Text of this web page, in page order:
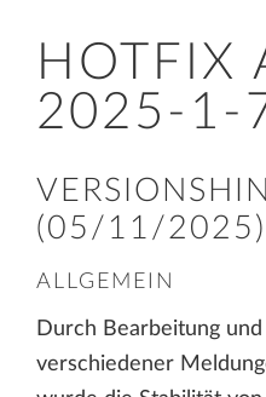
HOTFIX
2025-1-
(05/11/2025)
ALLGEMEIN
Durch Bearbeitung
verschiedener